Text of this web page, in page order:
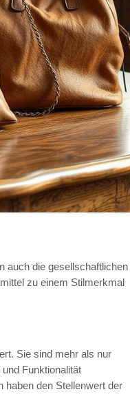
auch die gesellschaftlichen
zu einem Stilmerkmal
Sie sind mehr als nur
Funktionalität
haben den Stellenwert der